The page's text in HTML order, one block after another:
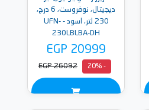
ديجيتال، نوفروست، 6 درج،
230 لتر، اسود - UFN-
230LBLBA-DH
EGP 20999
- 20%
EGP 26092